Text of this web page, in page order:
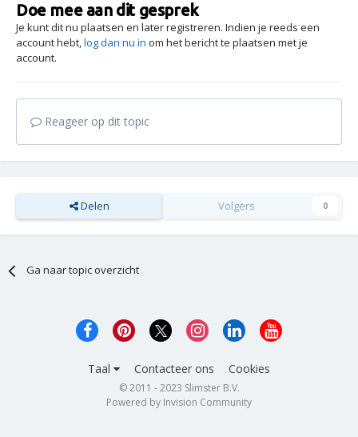
Doe mee aan dit gesprek
Je kunt dit nu plaatsen en later registreren. Indien je reeds een
account hebt,log dan nu in om het bericht te plaatsen met je
account.
Reageer op dit topic
Delen Volgers 0
Ga naar topic overzicht
Taal Contacteer ons Cookies
© 2011 - 2023 Slimster B.V.
Powered by Invision Community